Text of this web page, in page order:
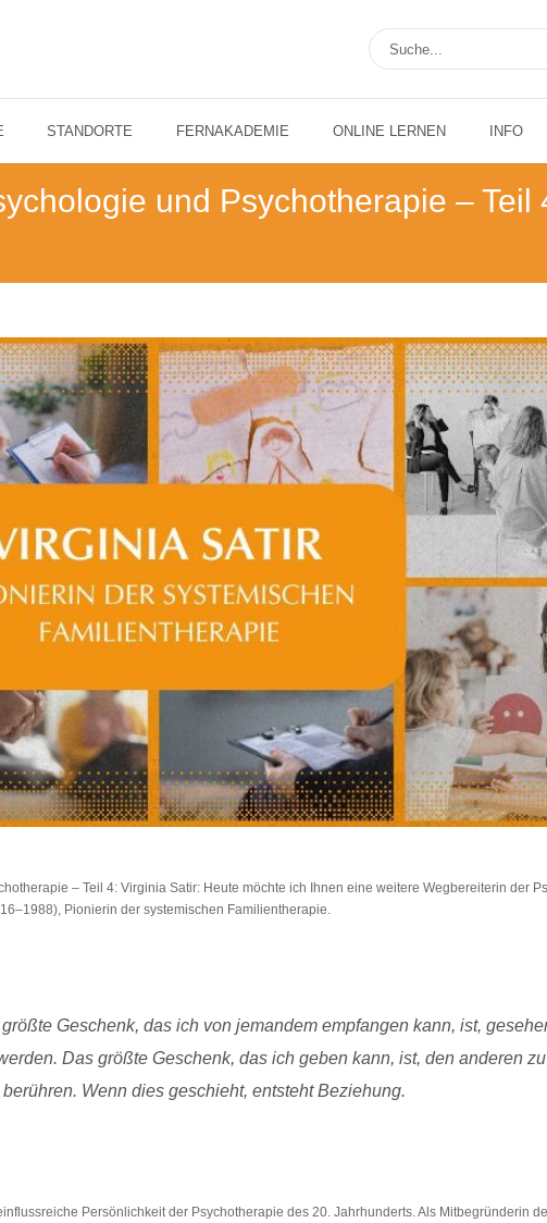
STANDORTE FERNAKADEMIE ONLINE LERNEN INFO
und Psychotherapie – Teil
– Teil 4: Virginia Satir: Heute möchte ich Ihnen eine weitere Wegbereiterin der
Pionierin der systemischen Familientherapie.
Geschenk, das ich von jemandem empfangen kann, ist,
Das größte Geschenk, das ich geben kann, ist, den anderen
Wenn dies geschieht, entsteht Beziehung.
Persönlichkeit der Psychotherapie des 20. Jahrhunderts. Als Mitbegründerin